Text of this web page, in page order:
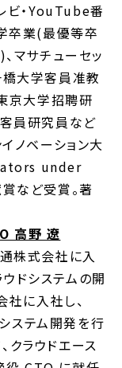
ビ・YouTube番
卒業(最優等卒
マサチューセッ
大学客員准教
京大学招聘研
員研究員など
ノベーション大
under
など受賞。著
高野 遼
株式会社に入
ドシステムの開
に入社し、
ステム開発を行
クラウドエース